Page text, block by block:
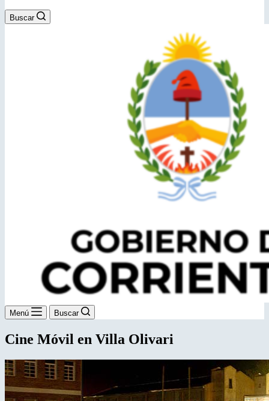
Buscar
Menú Buscar
Cine Móvil en Villa Olivari